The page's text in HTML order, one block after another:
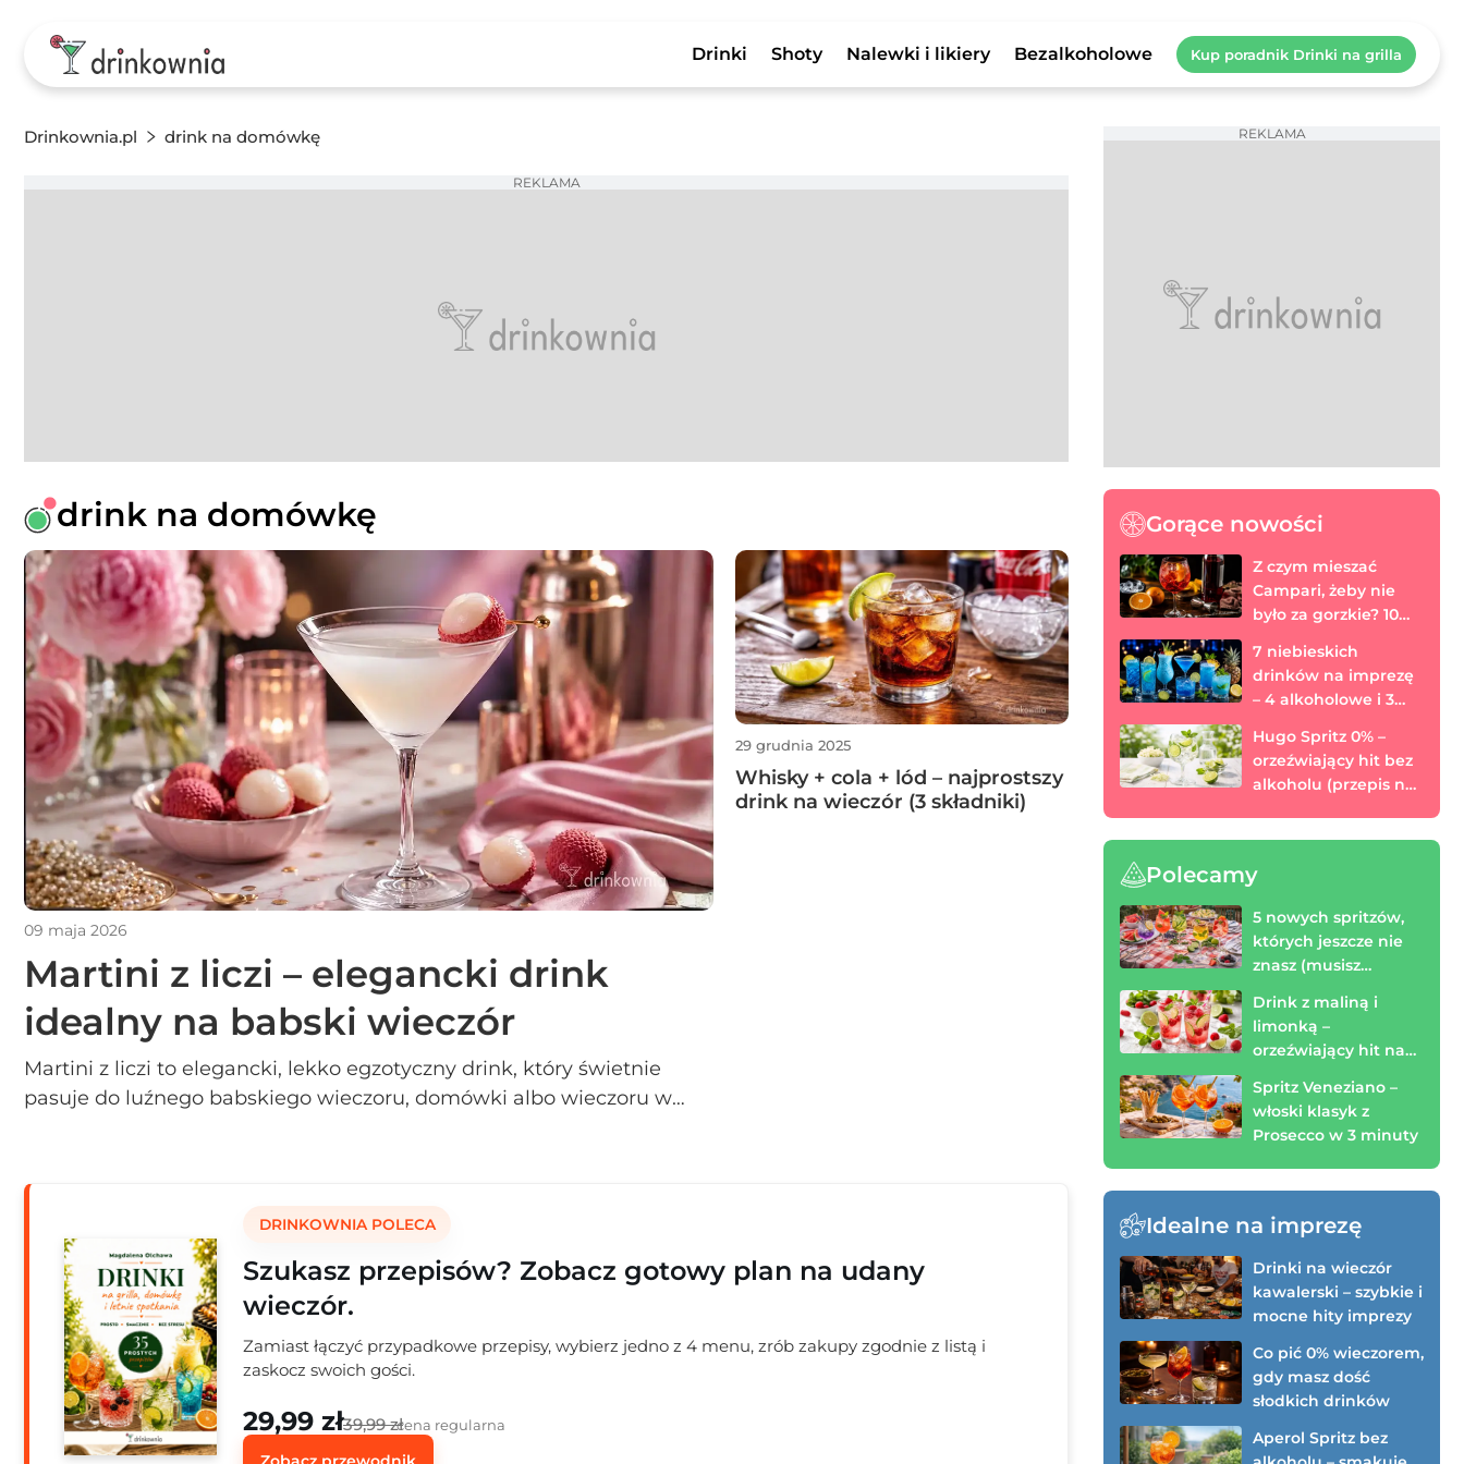
Drinki Shoty Nalewki i likiery Bezalkoholowe Kup poradnik Drinki na grilla
Drinkownia.pl drink na domówkę
REKLAMA
drink na domówkę
09 maja 2026
Martini z liczi – elegancki drink
idealny na babski wieczór
Martini z liczi to elegancki, lekko egzotyczny drink, który świetnie
pasuje do luźnego babskiego wieczoru, domówki albo wieczoru w
schłodzonym alkoholem.
29 grudnia 2025
Whisky + cola + lód – najprostszy
drink na wieczór (3 składniki)
DRINKOWNIA POLECA
Szukasz przepisów? Zobacz gotowy plan na udany
wieczór.
Zamiast łączyć przypadkowe przepisy, wybierz jedno z 4 menu, zrób zakupy zgodnie z listą i
zaskocz swoich gości.
29,99 zł39,99 złcena regularna
REKLAMA
Gorące nowości
Z czym mieszać
Campari, żeby nie
było za gorzkie? 10
7 niebieskich
drinków na imprezę
– 4 alkoholowe i 3
Hugo Spritz 0% –
orzeźwiający hit bez
alkoholu (przepis na
Polecamy
5 nowych spritzów,
których jeszcze nie
znasz (musisz
Drink z maliną i
limonką –
orzeźwiający hit na
minuty)
Spritz Veneziano –
włoski klasyk z
Prosecco w 3 minuty
Idealne na imprezę
Drinki na wieczór
kawalerski – szybkie i
mocne hity imprezy
Co pić 0% wieczorem,
gdy masz dość
słodkich drinków
Aperol Spritz bez